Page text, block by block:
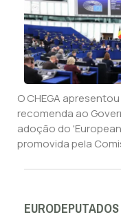
O CHEGA
recomenda ao
adoção do
promovida pela